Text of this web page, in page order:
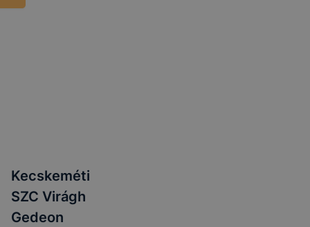
Kecskeméti
SZC Virágh
Gedeon